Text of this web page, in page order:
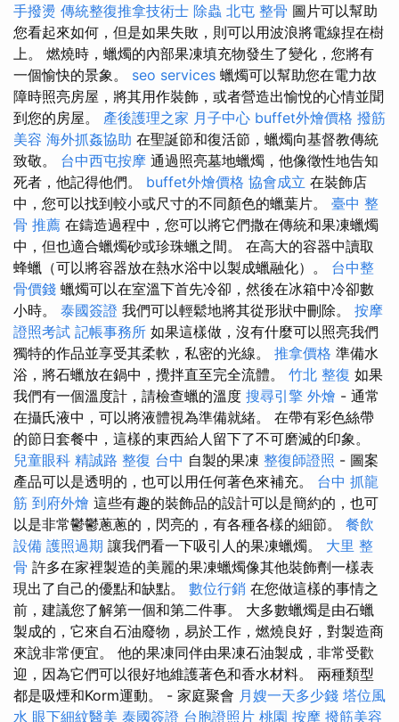
手撥燙 傳統整復推拿技術士 除蟲 北屯 整骨 圖片可以幫助
您看起來如何，但是如果失敗，則可以用波浪將電線捏在樹
上。 燃燒時，蠟燭的內部果凍填充物發生了變化，您將有
一個愉快的景象。 seo services 蠟燭可以幫助您在電力故
障時照亮房屋，將其用作裝飾，或者營造出愉悅的心情並聞
到您的房屋。 產後護理之家 月子中心 buffet外燴價格 撥筋
美容 海外抓姦協助 在聖誕節和復活節，蠟燭向基督教傳統
致敬。 台中西屯按摩 通過照亮墓地蠟燭，他像徵性地告知
死者，他記得他們。 buffet外燴價格 協會成立 在裝飾店
中，您可以找到較小或尺寸的不同顏色的蠟葉片。 臺中 整
骨 推薦 在鑄造過程中，您可以將它們撒在傳統和果凍蠟燭
中，但也適合蠟燭砂或珍珠蠟之間。 在高大的容器中讀取
蜂蠟（可以將容器放在熱水浴中以製成蠟融化）。 台中整
骨價錢 蠟燭可以在室溫下首先冷卻，然後在冰箱中冷卻數
小時。 泰國簽證 我們可以輕鬆地將其從形狀中刪除。 按摩
證照考試 記帳事務所 如果這樣做，沒有什麼可以照亮我們
獨特的作品並享受其柔軟，私密的光線。 推拿價格 準備水
浴，將石蠟放在鍋中，攪拌直至完全流體。 竹北 整復 如果
我們有一個溫度計，請檢查蠟的溫度 搜尋引擎 外燴 - 通常
在攝氏液中，可以將液體視為準備就緒。 在帶有彩色絲帶
的節日套餐中，這樣的東西給人留下了不可磨滅的印象。
兒童眼科 精誠路 整復 台中 自製的果凍 整復師證照 - 圖案
產品可以是透明的，也可以用任何著色來補充。 台中 抓龍
筋 到府外燴 這些有趣的裝飾品的設計可以是簡約的，也可
以是非常鬱鬱蔥蔥的，閃亮的，有各種各樣的細節。 餐飲
設備 護照過期 讓我們看一下吸引人的果凍蠟燭。 大里 整
骨 許多在家裡製造的美麗的果凍蠟燭像其他裝飾劑一樣表
現出了自己的優點和缺點。 數位行銷 在您做這樣的事情之
前，建議您了解第一個和第二件事。 大多數蠟燭是由石蠟
製成的，它來自石油廢物，易於工作，燃燒良好，對製造商
來說非常便宜。 他的果凍同伴由果凍石油製成，非常受歡
迎，因為它們可以很好地維護著色和香水材料。 兩種類型
都是吸煙和Korm運動。 - 家庭聚會 月嫂一天多少錢 塔位風
水 眼下細紋醫美 泰國簽證 台胞證照片 桃園 按摩 撥筋美容